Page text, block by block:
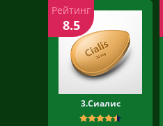
3.Сиалис
Рейтинг
8.5